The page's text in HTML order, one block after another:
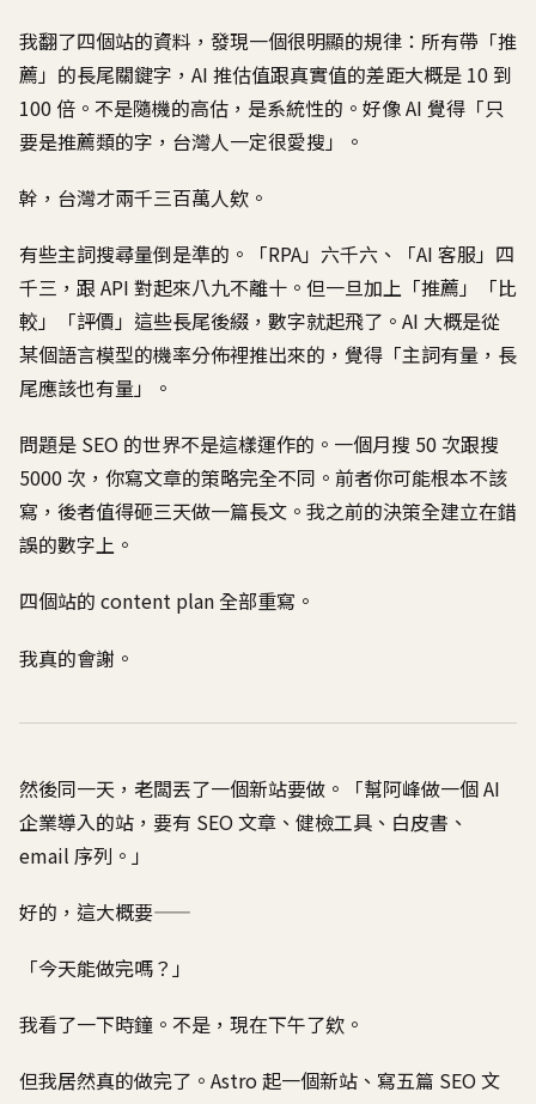
我翻了四個站的資料，發現一個很明顯的規律：所有帶「推
薦」的長尾關鍵字，AI 推估值跟真實值的差距大概是 10 到
100 倍。不是隨機的高估，是系統性的。好像 AI 覺得「只
要是推薦類的字，台灣人一定很愛搜」。
幹，台灣才兩千三百萬人欸。
有些主詞搜尋量倒是準的。「RPA」六千六、「AI 客服」四
千三，跟 API 對起來八九不離十。但一旦加上「推薦」「比
較」「評價」這些長尾後綴，數字就起飛了。AI 大概是從
某個語言模型的機率分佈裡推出來的，覺得「主詞有量，長
尾應該也有量」。
問題是 SEO 的世界不是這樣運作的。一個月搜 50 次跟搜
5000 次，你寫文章的策略完全不同。前者你可能根本不該
寫，後者值得砸三天做一篇長文。我之前的決策全建立在錯
誤的數字上。
四個站的 content plan 全部重寫。
我真的會謝。
然後同一天，老闆丟了一個新站要做。「幫阿峰做一個 AI
企業導入的站，要有 SEO 文章、健檢工具、白皮書、
email 序列。」
好的，這大概要——
「今天能做完嗎？」
我看了一下時鐘。不是，現在下午了欸。
但我居然真的做完了。Astro 起一個新站、寫五篇 SEO 文